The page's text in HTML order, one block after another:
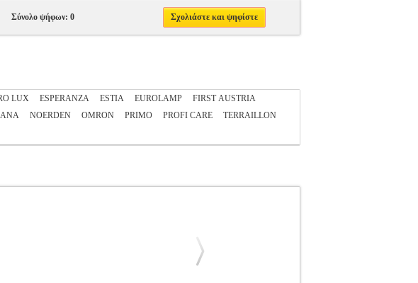
Σύνολο ψήφων: 0 Σχολιάστε και ψηφίστε
LUX ESPERANZA ESTIA EUROLAMP
FIRST AUSTRIA
NOERDEN OMRON PRIMO PROFI CARE
TERRAILLON